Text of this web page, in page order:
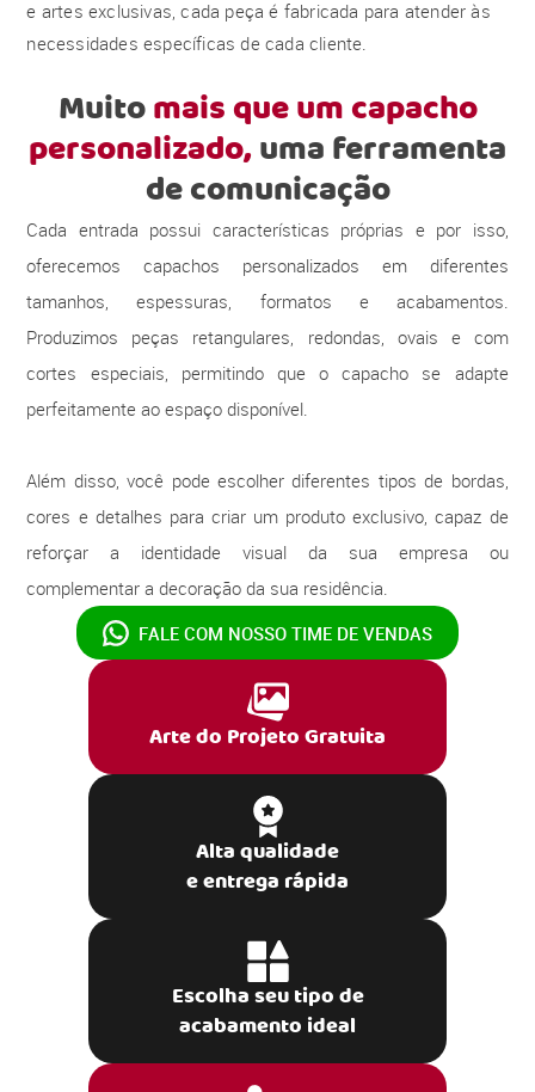
e artes exclusivas, cada peça é fabricada para atender às
necessidades específicas de cada cliente.
Muitomais que um capacho
personalizado,uma ferramenta
de comunicação
Cada entrada possui características próprias e por isso,
oferecemos capachos personalizados em diferentes
tamanhos, espessuras, formatos e acabamentos.
Produzimos peças retangulares, redondas, ovais e com
cortes especiais, permitindo que o capacho se adapte
perfeitamente ao espaço disponível.
Além disso, você pode escolher diferentes tipos de bordas,
cores e detalhes para criar um produto exclusivo, capaz de
reforçar a identidade visual da sua empresa ou
complementar a decoração da sua residência.
FALE COM NOSSO TIME DE VENDAS
Arte do Projeto Gratuita
Alta qualidade
e entrega rápida
Escolha seu tipo de
acabamento ideal